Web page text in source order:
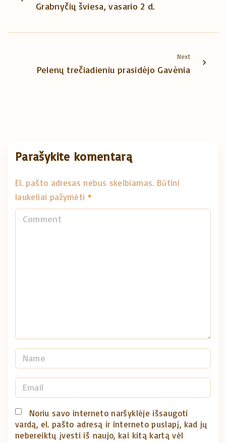
Grabnyčių šviesa, vasario 2 d.
Next
Pelenų trečiadieniu prasidėjo Gavėnia
Parašykite komentarą
El. pašto adresas nebus skelbiamas. Būtini
laukeliai pažymėti *
a
m
e
*
m
a
i
l
Noriu savo interneto naršyklėje išsaugoti
vardą, el. pašto adresą ir interneto puslapį, kad jų
nebereiktų įvesti iš naujo, kai kitą kartą vėl